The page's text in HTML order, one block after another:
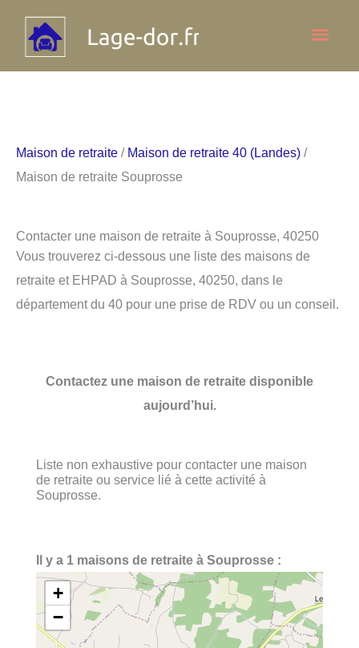
contenu
Maison de retraite / Maison de retraite 40 (Landes) /
Maison de retraite Souprosse
Contacter une maison de retraite à Souprosse, 40250
Vous trouverez ci-dessous une liste des maisons de
retraite et EHPAD à Souprosse, 40250, dans le
département du 40 pour une prise de RDV ou un conseil.
Contactez une maison de retraite disponible
aujourd’hui.
Liste non exhaustive pour contacter une maison
de retraite ou service lié à cette activité à
Souprosse.
Il y a 1 maisons de retraite à Souprosse :
+
−